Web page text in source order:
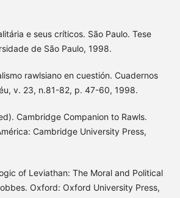
e seus críticos. São Paulo. Tese
de São Paulo, 1998.
rawlsiano en cuestión. Cuadernos
v. 23, n.81-82, p. 47-60, 1998.
Cambridge Companion to Rawls.
Cambridge University Press,
of Leviathan: The Moral and Political
Oxford: Oxford University Press,